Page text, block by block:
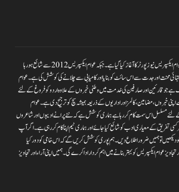
عوام ایکسپریس بدلتے وقت کے ساتھ عوام ایکسپریس نیوز پورٹر کا آغاز کیا گیا ہے۔جبکہ عوام ایکسپریس 2012سے شائع ہورہا
محنت اور جدت سے اس سائٹ کو بنایا اور کامیابی سے چلانے کی کوشش کی ہے۔عوام
جو قارئین اور صارفین کی خدمت میں وطنی خبروں کے علاوہ اردو کو فروغ کے لئے
خبروں ،مضامین ،کالمز اور اداریوں کے ذریعہ ہمیشہ سچ کو ترجیح دی ہے۔عوام
لئے مسلسل اس سمت کام کر رہا ہے ہماری کوشش ہے کہ نئے پرانے ادیبوں اور شاعروں
کسی تفریق کے معیاری ادب کو شائع کیا جائے اور ہماری ٹیم اپنا کام کر رہی ہے۔اگر آپ
دیکھیں تو ہمیں ضرور اطلاع دیں۔ہم پوری کوشش کریں گے کہ اس خامی کو دور کیا
عوام ایکسپریس کو بہتر بنانے میں اہم کردار اداکرے گی۔ہمیں اپنی آراءاور تجاویز